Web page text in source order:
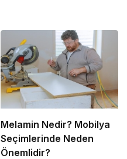
Melamin Nedir? Mobilya
Seçimlerinde Neden
Önemlidir?